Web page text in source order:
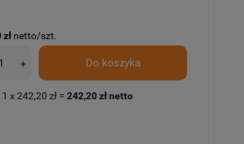
netto/szt.
+ Do koszyka
1 x242,20 zł =242,20 złnetto